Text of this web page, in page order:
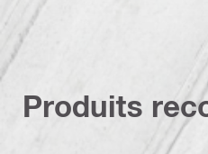
Produits